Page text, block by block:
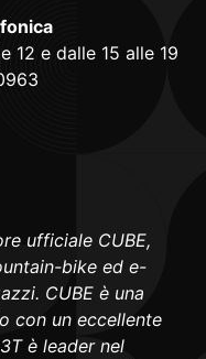
12 e dalle 15 alle 19
ufficiale CUBE,
bike ed e-
CUBE è una
con un eccellente
è leader nel